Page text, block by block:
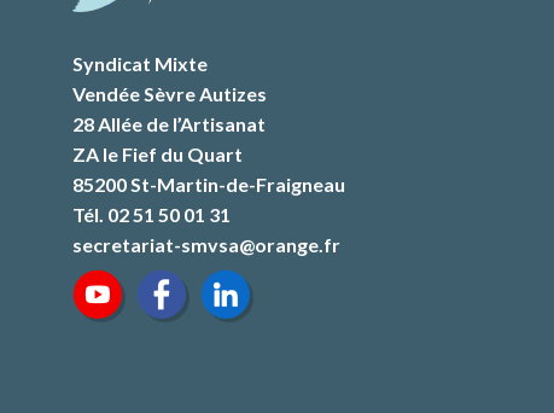
Syndicat Mixte
Vendée Sèvre Autizes
28 Allée de l’Artisanat
ZA le Fief du Quart
85200 St-Martin-de-Fraigneau
Tél. 02 51 50 01 31
secretariat-smvsa@orange.fr